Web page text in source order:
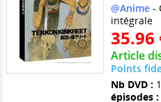
@Anime-
intégrale
35.96
Article
Points
Nb DVD : 1
épisodes :